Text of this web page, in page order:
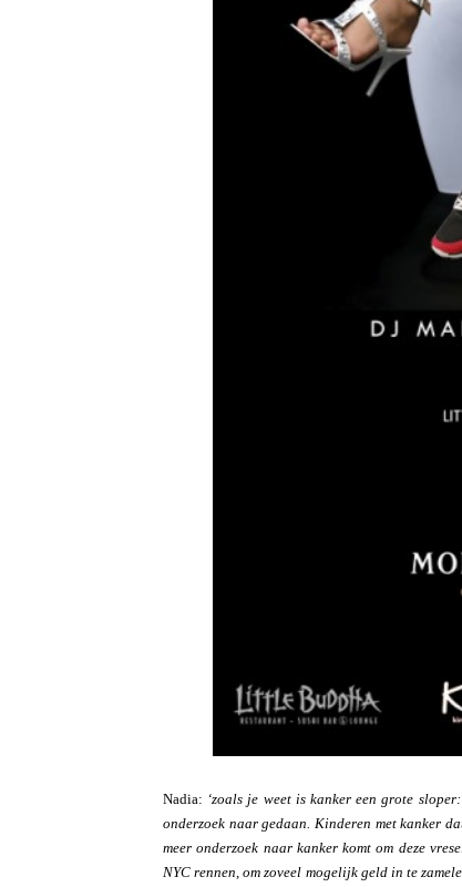
Nadia: ‘zoals je weet is kanker een grote
onderzoek naar gedaan. Kinderen met kanker
meer onderzoek naar kanker komt om deze
NYC rennen, om zoveel mogelijk geld in te